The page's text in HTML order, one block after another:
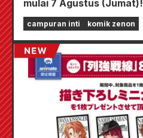
mulai 7 Agustus (Jumat)!
campuran inti komik zenon